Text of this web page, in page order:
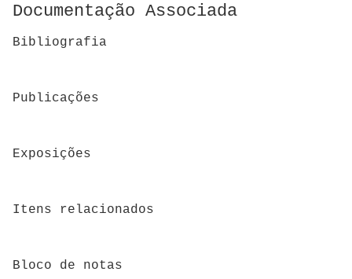
Documentação Associada
Bibliografia
Publicações
Exposições
Itens relacionados
Bloco de notas